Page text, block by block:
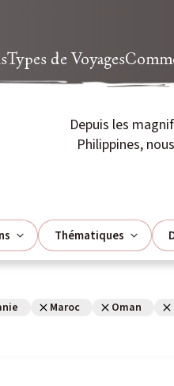
Types de Voyages
Depuis les
Philippines,
Thématiques
Maroc Oman